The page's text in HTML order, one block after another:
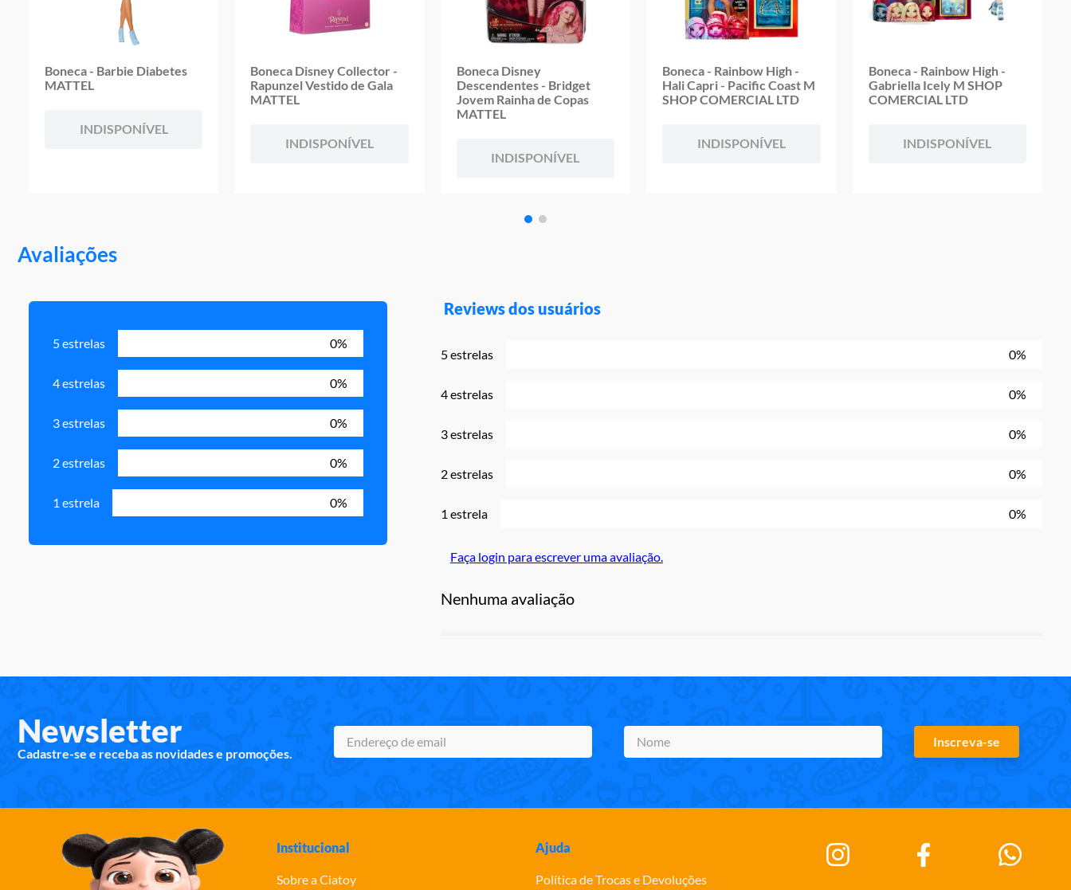
Boneca - Barbie Diabetes
MATTEL
INDISPONÍVEL
Boneca Disney Collector -
Rapunzel Vestido de Gala
MATTEL
INDISPONÍVEL
Boneca Disney
Descendentes - Bridget
Jovem Rainha de Copas
MATTEL
INDISPONÍVEL
Boneca - Rainbow High -
Hali Capri - Pacific Coast M
SHOP COMERCIAL LTD
INDISPONÍVEL
Boneca - Rainbow High -
Gabriella Icely M SHOP
COMERCIAL LTD
INDISPONÍVEL
Avaliações
5 estrelas 0%
4 estrelas 0%
3 estrelas 0%
2 estrelas 0%
1 estrela 0%
Reviews dos usuários
5 estrelas 0%
4 estrelas 0%
3 estrelas 0%
2 estrelas 0%
1 estrela 0%
Faça login para escrever uma avaliação.
Nenhuma avaliação
Newsletter
Cadastre-se e receba as novidades e promoções.
Inscreva-se
Institucional
Sobre a Ciatoy
Ajuda
Política de Trocas e Devoluções